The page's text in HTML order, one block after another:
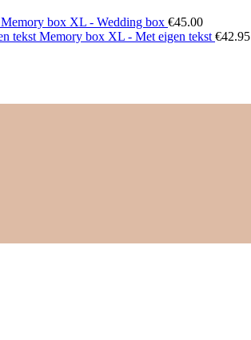
Memory box XL - Wedding box €45.00
Memory box XL - Met eigen tekst €42.95